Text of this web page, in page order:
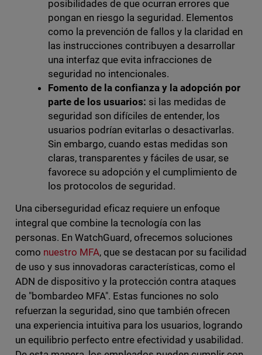
posibilidades de que ocurran errores que
pongan en riesgo la seguridad. Elementos
como la prevención de fallos y la claridad en
las instrucciones contribuyen a desarrollar
una interfaz que evita infracciones de
seguridad no intencionales.
Fomento de la confianza y la adopción por
parte de los usuarios: si las medidas de
seguridad son difíciles de entender, los
usuarios podrían evitarlas o desactivarlas.
Sin embargo, cuando estas medidas son
claras, transparentes y fáciles de usar, se
favorece su adopción y el cumplimiento de
los protocolos de seguridad.
Una ciberseguridad eficaz requiere un enfoque
integral que combine la tecnología con las
personas. En WatchGuard, ofrecemos soluciones
como nuestro MFA, que se destacan por su facilidad
de uso y sus innovadoras características, como el
ADN de dispositivo y la protección contra ataques
de "bombardeo MFA". Estas funciones no solo
refuerzan la seguridad, sino que también ofrecen
una experiencia intuitiva para los usuarios, logrando
un equilibrio perfecto entre efectividad y usabilidad.